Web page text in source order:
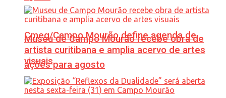
Cmeg/Campo Mourão define agenda de
ações para agosto
Museu de Campo Mourão recebe obra de
artista curitibana e amplia acervo de artes
visuais